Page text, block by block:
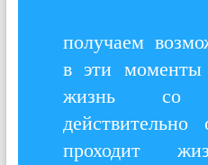
получаем
в эти
жизнь со
проходит